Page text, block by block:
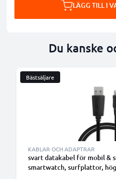
LÄGG TILL I
Du kanske
Bästsäljare
KABLAR OCH ADAPTRAR
svart datakabel för mobil &
smartwatch, surfplattor,